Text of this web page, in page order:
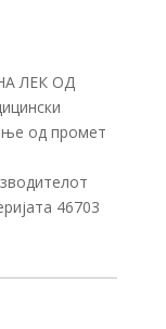
ЛЕК ОД
од промет
46703